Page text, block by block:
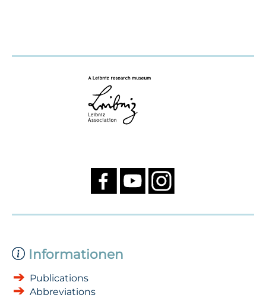
Informationen
Publications
Abbreviations